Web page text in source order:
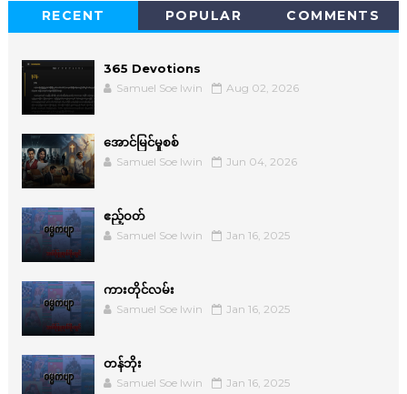
RECENT POPULAR COMMENTS
365 Devotions
Samuel Soe lwin Aug 02, 2026
အောင်မြင်မှုစစ်
Samuel Soe lwin Jun 04, 2026
ဧည့်ဝတ်
Samuel Soe lwin Jan 16, 2025
ကားတိုင်လမ်း
Samuel Soe lwin Jan 16, 2025
တန်ဘိုး
Samuel Soe lwin Jan 16, 2025